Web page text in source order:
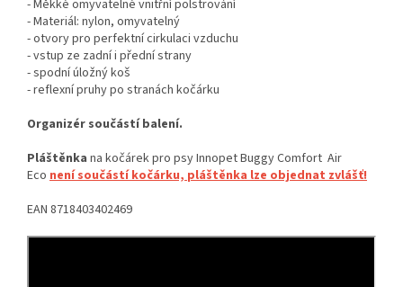
- Měkké omyvatelné vnitřní polstrování
- Materiál: nylon, omyvatelný
- otvory pro perfektní cirkulaci vzduchu
- vstup ze zadní i přední strany
- spodní úložný koš
- reflexní pruhy po stranách kočárku
Organizér součástí balení.
Pláštěnka na kočárek pro psy Innopet Buggy Comfort Air
Eco není součástí kočárku, pláštěnka lze objednat zvlášť!
EAN 8718403402469